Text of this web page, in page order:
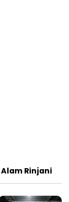
Rinjani